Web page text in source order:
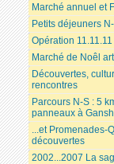
Marché annuel et
Petits déjeuners
Opération 11.11.11
Marché de Noêl
Découvertes,
rencontres
Parcours N-S : 5
panneaux à
...et Promenades-
découvertes
2002...2007 La